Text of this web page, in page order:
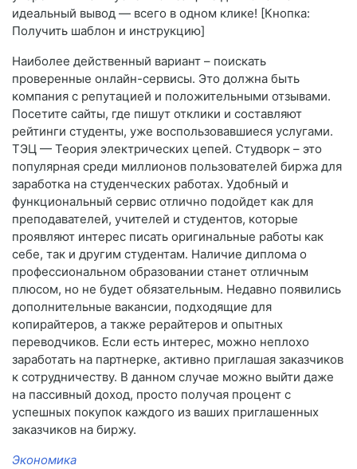
идеальный вывод — всего в одном клике! [Кнопка:
Получить шаблон и инструкцию]
Наиболее действенный вариант – поискать
проверенные онлайн-сервисы. Это должна быть
компания с репутацией и положительными отзывами.
Посетите сайты, где пишут отклики и составляют
рейтинги студенты, уже воспользовавшиеся услугами.
ТЭЦ — Теория электрических цепей. Студворк – это
популярная среди миллионов пользователей биржа для
заработка на студенческих работах. Удобный и
функциональный сервис отлично подойдет как для
преподавателей, учителей и студентов, которые
проявляют интерес писать оригинальные работы как
себе, так и другим студентам. Наличие диплома о
профессиональном образовании станет отличным
плюсом, но не будет обязательным. Недавно появились
дополнительные вакансии, подходящие для
копирайтеров, а также рерайтеров и опытных
переводчиков. Если есть интерес, можно неплохо
заработать на партнерке, активно приглашая заказчиков
к сотрудничеству. В данном случае можно выйти даже
на пассивный доход, просто получая процент с
успешных покупок каждого из ваших приглашенных
заказчиков на биржу.
Экономика